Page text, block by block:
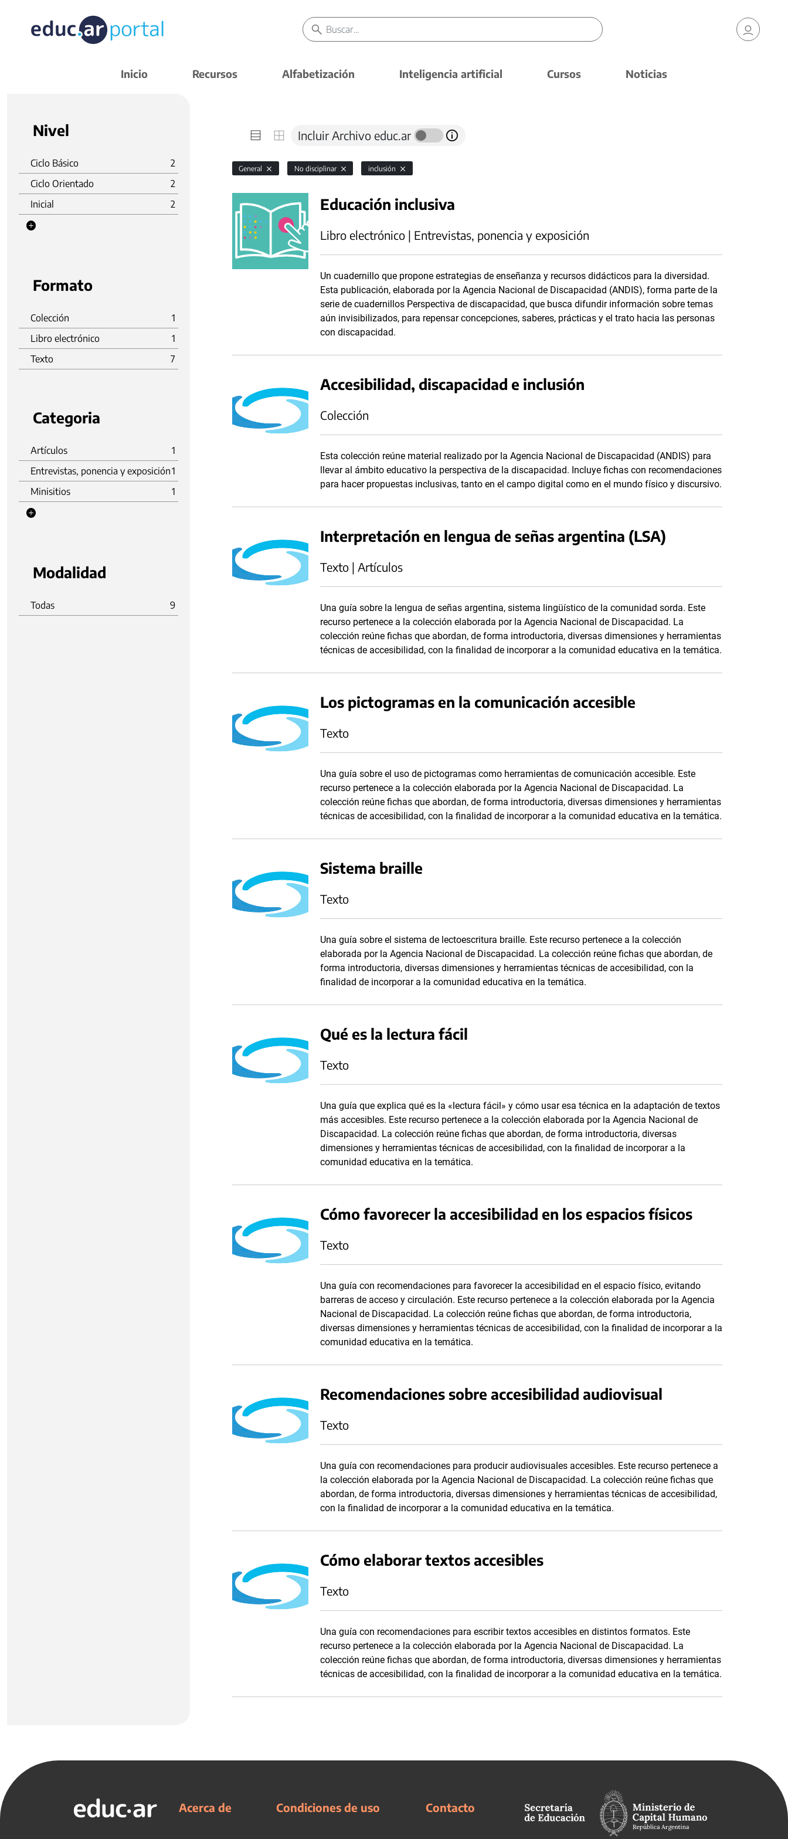
Inicio Recursos Alfabetización Inteligencia artificial Cursos Noticias
Nivel
Ciclo Básico
2
Ciclo Orientado
2
Inicial
2
Formato
Colección
1
Libro electrónico
1
Texto
7
Categoria
Artículos
1
Entrevistas, ponencia y exposición1
Minisitios
1
Modalidad
Todas 9
Incluir Archivo educ.ar
General No disciplinar inclusión
Educación inclusiva
Libro electrónico | Entrevistas, ponencia y exposición
Un cuadernillo que propone estrategias de enseñanza y recursos didácticos para la diversidad.
Esta publicación, elaborada por la Agencia Nacional de Discapacidad (ANDIS), forma parte de la
serie de cuadernillos Perspectiva de discapacidad, que busca difundir información sobre temas
aún invisibilizados, para repensar concepciones, saberes, prácticas y el trato hacia las personas
con discapacidad.
Accesibilidad, discapacidad e inclusión
Colección
Esta colección reúne material realizado por la Agencia Nacional de Discapacidad (ANDIS) para
llevar al ámbito educativo la perspectiva de la discapacidad. Incluye fichas con recomendaciones
para hacer propuestas inclusivas, tanto en el campo digital como en el mundo físico y discursivo.
Interpretación en lengua de señas argentina (LSA)
Texto | Artículos
Una guía sobre la lengua de señas argentina, sistema lingüístico de la comunidad sorda. Este
recurso pertenece a la colección elaborada por la Agencia Nacional de Discapacidad. La
colección reúne fichas que abordan, de forma introductoria, diversas dimensiones y herramientas
técnicas de accesibilidad, con la finalidad de incorporar a la comunidad educativa en la temática.
Los pictogramas en la comunicación accesible
Texto
Una guía sobre el uso de pictogramas como herramientas de comunicación accesible. Este
recurso pertenece a la colección elaborada por la Agencia Nacional de Discapacidad. La
colección reúne fichas que abordan, de forma introductoria, diversas dimensiones y herramientas
técnicas de accesibilidad, con la finalidad de incorporar a la comunidad educativa en la temática.
Sistema braille
Texto
Una guía sobre el sistema de lectoescritura braille. Este recurso pertenece a la colección
elaborada por la Agencia Nacional de Discapacidad. La colección reúne fichas que abordan, de
forma introductoria, diversas dimensiones y herramientas técnicas de accesibilidad, con la
finalidad de incorporar a la comunidad educativa en la temática.
Qué es la lectura fácil
Texto
Una guía que explica qué es la «lectura fácil» y cómo usar esa técnica en la adaptación de textos
más accesibles. Este recurso pertenece a la colección elaborada por la Agencia Nacional de
Discapacidad. La colección reúne fichas que abordan, de forma introductoria, diversas
dimensiones y herramientas técnicas de accesibilidad, con la finalidad de incorporar a la
comunidad educativa en la temática.
Cómo favorecer la accesibilidad en los espacios físicos
Texto
Una guía con recomendaciones para favorecer la accesibilidad en el espacio físico, evitando
barreras de acceso y circulación. Este recurso pertenece a la colección elaborada por la Agencia
Nacional de Discapacidad. La colección reúne fichas que abordan, de forma introductoria,
diversas dimensiones y herramientas técnicas de accesibilidad, con la finalidad de incorporar a la
comunidad educativa en la temática.
Recomendaciones sobre accesibilidad audiovisual
Texto
Una guía con recomendaciones para producir audiovisuales accesibles. Este recurso pertenece a
la colección elaborada por la Agencia Nacional de Discapacidad. La colección reúne fichas que
abordan, de forma introductoria, diversas dimensiones y herramientas técnicas de accesibilidad,
con la finalidad de incorporar a la comunidad educativa en la temática.
Cómo elaborar textos accesibles
Texto
Una guía con recomendaciones para escribir textos accesibles en distintos formatos. Este
recurso pertenece a la colección elaborada por la Agencia Nacional de Discapacidad. La
colección reúne fichas que abordan, de forma introductoria, diversas dimensiones y herramientas
técnicas de accesibilidad, con la finalidad de incorporar a la comunidad educativa en la temática.
Acerca de Condiciones de uso Contacto